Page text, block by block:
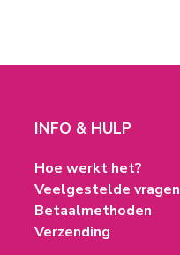
INFO & HULP
Hoe werkt het?
Veelgestelde vragen
Betaalmethoden
Verzending